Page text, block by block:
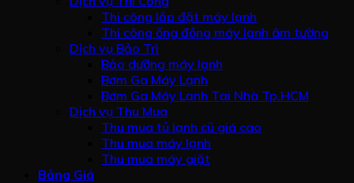
Thi công lắp đặt máy lạnh
Thi công ống đồng máy lạnh âm tường
Dịch vụ Bảo Trì
Bảo dưỡng máy lạnh
Bơm Ga Máy Lạnh
Bơm Ga Máy Lạnh Tại Nhà Tp.HCM
Dịch vụ Thu Mua
Thu mua tủ lạnh cũ giá cao
Thu mua máy lạnh
Thu mua máy giặt
Bảng Giá